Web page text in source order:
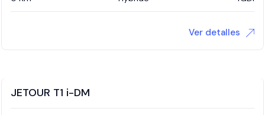
Ver detalles
JETOUR T1 i-DM